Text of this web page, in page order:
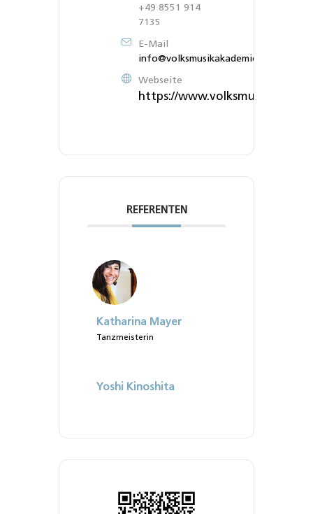
+49 8551 914
7135
E-Mail
info@volksmusikakademie.de
Webseite
https://
REFERENTEN
Katharina Mayer
Tanzmeisterin
Yoshi Kinoshita